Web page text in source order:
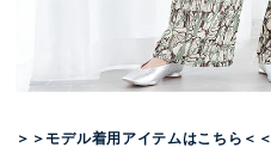
＞＞モデル着用アイテムはこちら＜＜